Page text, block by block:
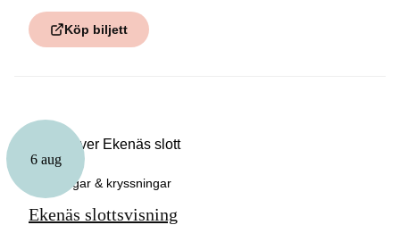
Köp biljett
6 aug
Guidningar & kryssningar
Ekenäs slottsvisning